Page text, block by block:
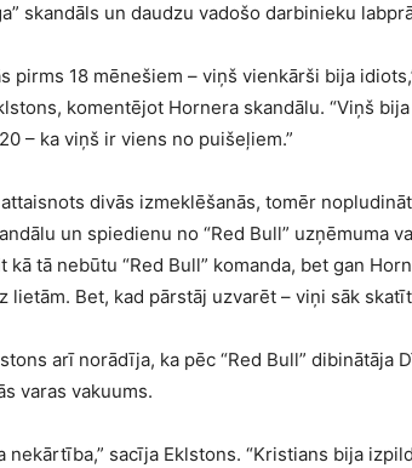
skandāls un daudzu vadošo darbinieku
pirms 18 mēnešiem – viņš vienkārši bija
komentējot Hornera skandālu. “Viņš
– ka viņš ir viens no puišeļiem.”
divās izmeklēšanās, tomēr
un spiedienu no “Red Bull” uzņēmuma
kā tā nebūtu “Red Bull” komanda, bet gan
lietām. Bet, kad pārstāj uzvarēt – viņi sāk
arī norādīja, ka pēc “Red Bull” dibinātāja
varas vakuums.
nekārtība,” sacīja Eklstons. “Kristians bija